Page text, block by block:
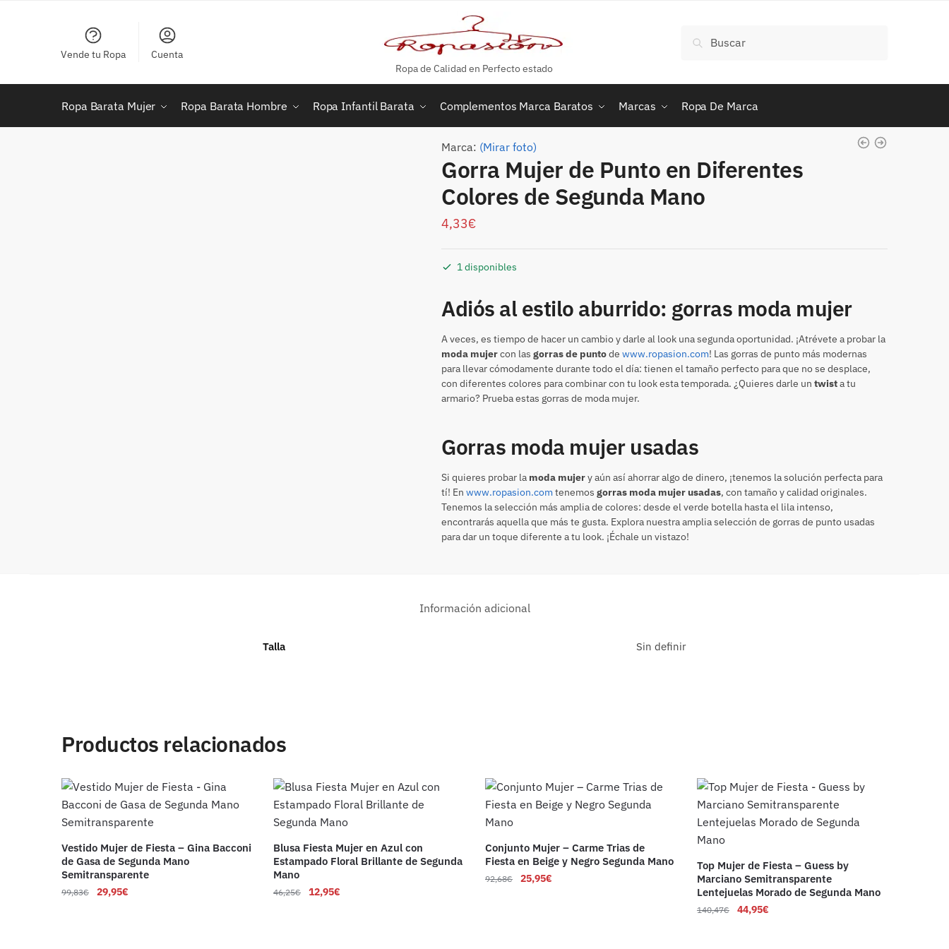
Ropa de Calidad en Perfecto estado
por:
Buscar
Vende tu Ropa Cuenta
Ropa Barata Mujer Ropa Barata Hombre Ropa Infantil Barata Complementos Marca Baratos Marcas Ropa De Marca
Marca: (Mirar foto)
Gorra Mujer de Punto en Diferentes
Colores de Segunda Mano
4,33€
1 disponibles
Adiós al estilo aburrido: gorras moda mujer
A veces, es tiempo de hacer un cambio y darle al look una segunda oportunidad. ¡Atrévete a probar la
moda mujercon lasgorras de puntodewww.ropasion.com! Las gorras de punto más modernas
para llevar cómodamente durante todo el día: tienen el tamaño perfecto para que no se desplace,
con diferentes colores para combinar con tu look esta temporada. ¿Quieres darle untwista tu
armario? Prueba estas gorras de moda mujer.
Gorras moda mujer usadas
Si quieres probar la moda mujery aún así ahorrar algo de dinero, ¡tenemos la solución perfecta para
tí! Enwww.ropasion.comtenemosgorras moda mujer usadas, con tamaño y calidad originales.
Tenemos la selección más amplia de colores: desde el verde botella hasta el lila intenso,
encontrarás aquella que más te gusta. Explora nuestra amplia selección de gorras de punto usadas
para dar un toque diferente a tu look. ¡Échale un vistazo!
Información adicional
Talla Sin definir
Productos relacionados
Vestido Mujer de Fiesta – Gina Bacconi
de Gasa de Segunda Mano
Semitransparente
99,83€ 29,95€
Blusa Fiesta Mujer en Azul con
Estampado Floral Brillante de Segunda
Mano
46,25€ 12,95€
Conjunto Mujer – Carme Trias de
Fiesta en Beige y Negro Segunda Mano
92,68€ 25,95€
Top Mujer de Fiesta – Guess by
Marciano Semitransparente
Lentejuelas Morado de Segunda Mano
140,47€ 44,95€